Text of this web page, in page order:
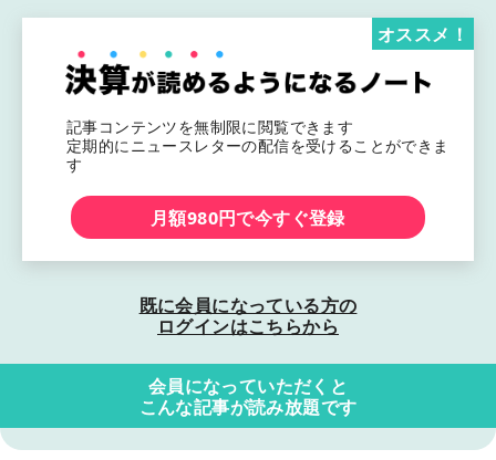
記事コンテンツを無制限に閲覧できます
定期的にニュースレターの配信を受けることができま
す
オススメ！
月額980円で今すぐ登録
既に会員になっている方の
ログインはこちらから
会員になっていただくと
こんな記事が読み放題です